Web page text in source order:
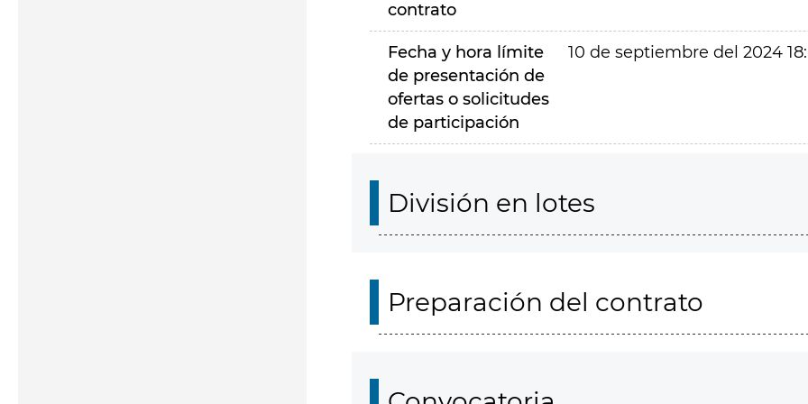
contrato
Fecha y hora límite
de presentación de
ofertas o solicitudes
de participación
10 de septiembre del 2024
División en lotes
Preparación del contrato